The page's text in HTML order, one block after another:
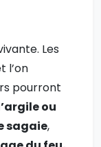
Les
l’on
pourront
ou
sagaie,